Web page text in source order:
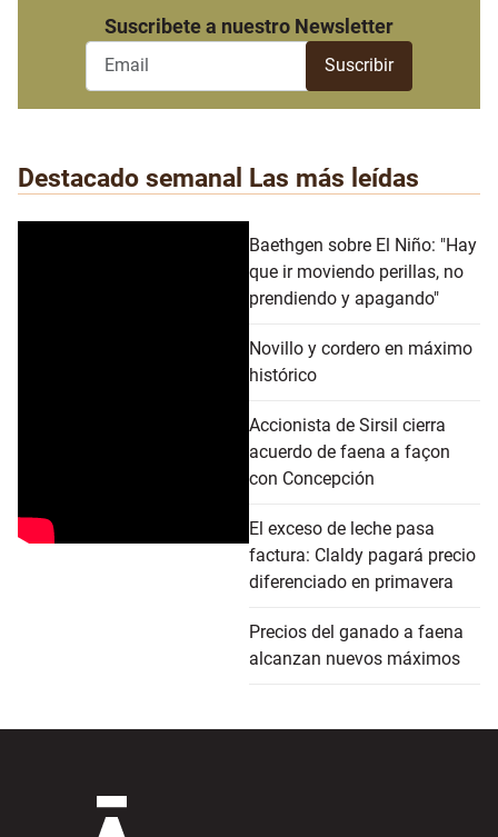
Suscribete a nuestro Newsletter
Destacado semanal Las más leídas
Baethgen sobre El Niño: "Hay
que ir moviendo perillas, no
prendiendo y apagando"
Novillo y cordero en máximo
histórico
Accionista de Sirsil cierra
acuerdo de faena a façon
con Concepción
El exceso de leche pasa
factura: Claldy pagará precio
diferenciado en primavera
Precios del ganado a faena
alcanzan nuevos máximos